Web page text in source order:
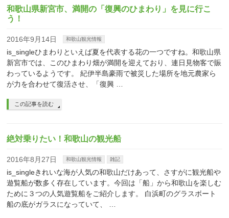
和歌山県新宮市、満開の「復興のひまわり」を見に行こ
う！
2016年9月14日 和歌山観光情報
is_singleひまわりといえば夏を代表する花の一つですね。和歌山県
新宮市では、このひまわり畑が満開を迎えており、連日見物客で賑
わっているようです。 紀伊半島豪雨で被災した場所を地元農家ら
が力を合わせて復活させ、「復興 …
この記事を読む
絶対乗りたい！和歌山の観光船
2016年8月27日 和歌山観光情報 雑記
is_singleきれいな海が人気の和歌山だけあって、さすがに観光船や
遊覧船が数多く存在しています。今回は「船」から和歌山を楽しむ
ために３つの人気遊覧船をご紹介します。 白浜町のグラスボート
船の底がガラスになっていて、 …